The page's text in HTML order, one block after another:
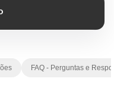
FAQ - Perguntas e